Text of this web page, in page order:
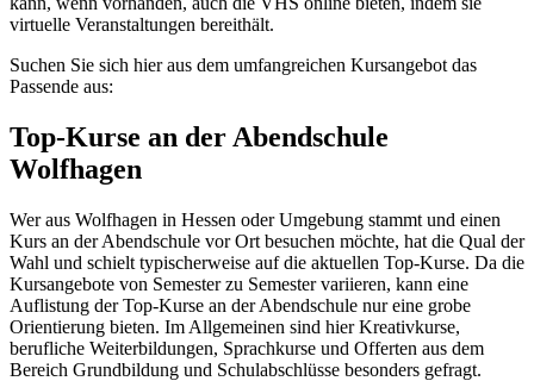
virtuelle Veranstaltungen bereithält.
Suchen Sie sich hier aus dem umfangreichen Kursangebot das
Passende aus:
Top-Kurse an der Abendschule
Wolfhagen
Wer aus Wolfhagen in Hessen oder Umgebung stammt und einen
Kurs an der Abendschule vor Ort besuchen möchte, hat die Qual der
Wahl und schielt typischerweise auf die aktuellen Top-Kurse. Da die
Kursangebote von Semester zu Semester variieren, kann eine
Auflistung der Top-Kurse an der Abendschule nur eine grobe
Orientierung bieten. Im Allgemeinen sind hier Kreativkurse,
berufliche Weiterbildungen, Sprachkurse und Offerten aus dem
Bereich Grundbildung und Schulabschlüsse besonders gefragt.